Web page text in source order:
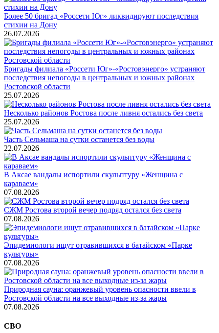
Более 50 бригад «Россети Юг» ликвидируют последствия
стихии на Дону
26.07.2026
Бригады филиала «Россети Юг»-«Ростовэнерго» устраняют
последствия непогоды в центральных и южных районах
Ростовской области
25.07.2026
Несколько районов Ростова после ливня остались без света
25.07.2026
Часть Сельмаша на сутки останется без воды
22.07.2026
В Аксае вандалы испортили скульптуру «Женщина с
караваем»
07.08.2026
СЖМ Ростова второй вечер подряд остался без света
07.08.2026
Эпидемиологи ищут отравившихся в батайском «Парке
культуры»
07.08.2026
Природная сауна: оранжевый уровень опасности ввели в
Ростовской области на все выходные из-за жары
07.08.2026
СВО